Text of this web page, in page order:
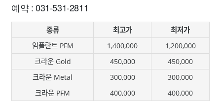
예약 : 031-531-2811
종류 최고가
최저가
임플란트 PFM
1,400,000
1,200,000
크라운 Gold
450,000
450,000
크라운 Metal
300,000
300,000
크라운 PFM
400,000
400,000